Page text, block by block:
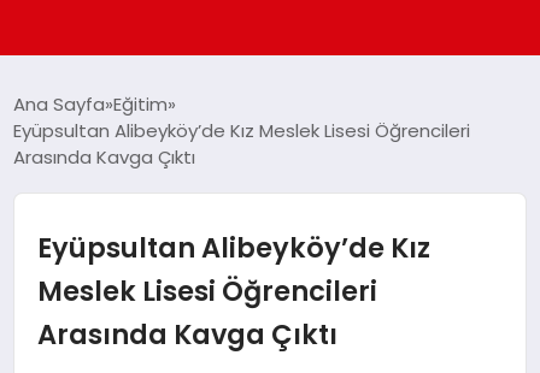
GÜNDEM
DÜNYA
EĞITIM
Ana Sayfa Eğitim
Eyüpsultan Alibeyköy’de Kız Meslek Lisesi Öğrencileri
Arasında Kavga Çıktı
Eyüpsultan Alibeyköy’de Kız
Meslek Lisesi Öğrencileri
Arasında Kavga Çıktı